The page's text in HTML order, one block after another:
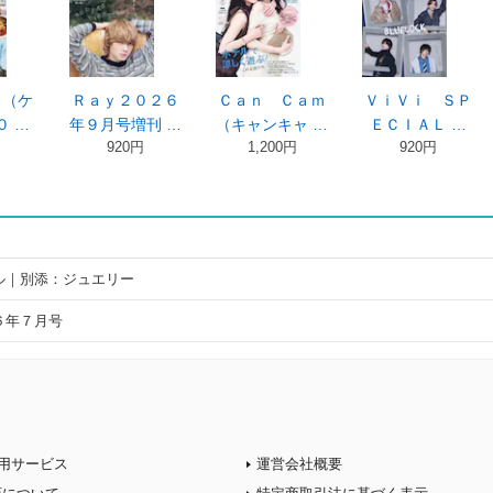
Ｙ（サ
０ …
ジュノン ２０２
６年９月号
900円
ｎｏｎ・ｎｏ９
月号増刊 佐 …
890円
ｎｏｎ・ｎｏ
（ノンノ） ２
…
別添：ジュエリー
７月号
サービス
運営会社概要